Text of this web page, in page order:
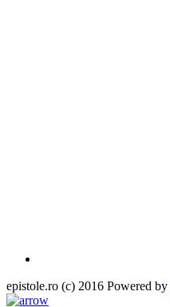
epistole.ro (c) 2016 Powered by